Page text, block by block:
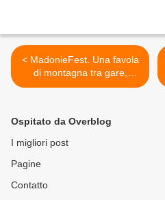
< MadonieFest. Una favola
di montagna tra gare,
avventura, esperienze,
Ospitato da Overblog
I migliori post
Pagine
Contatto